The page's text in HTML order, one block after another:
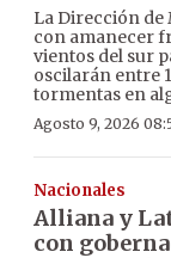
La Dirección
con amanecer
vientos del sur
oscilarán entre
tormentas en
Agosto 9, 2026
Nacionales
Alliana y
con